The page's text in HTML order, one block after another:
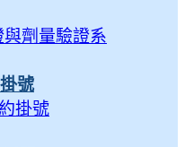
劑量驗證系
號
掛號